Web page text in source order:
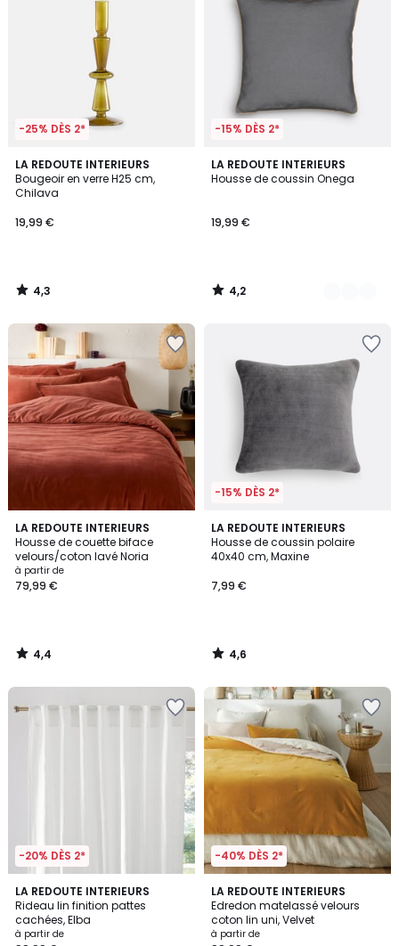
-25% DÈS 2*
LA REDOUTE INTERIEURS
Bougeoir en verre H25 cm,
Chilava
19,99 €
4,3
/ 5
4,3
/
-15% DÈS 2*
LA REDOUTE INTERIEURS
Housse de coussin Onega
19,99 €
4,2
/ 5
9
Couleurs
4,2
/
LA REDOUTE INTERIEURS
Housse de couette biface
velours/coton lavé Noria
à partir de
79,99 €
4,4
/ 5
4,4
/
-15% DÈS 2*
LA REDOUTE INTERIEURS
Housse de coussin polaire
40x40 cm, Maxine
7,99 €
4,6
/ 5
4,6
/
-20% DÈS 2*
LA REDOUTE INTERIEURS
Rideau lin finition pattes
cachées, Elba
à partir de
3,9
/ 5
6
Couleurs
-40% DÈS 2*
LA REDOUTE INTERIEURS
Edredon matelassé velours
coton lin uni, Velvet
à partir de
4,1
/ 5
7
Couleurs